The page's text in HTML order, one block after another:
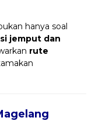
hanya soal
jemput dan
rute